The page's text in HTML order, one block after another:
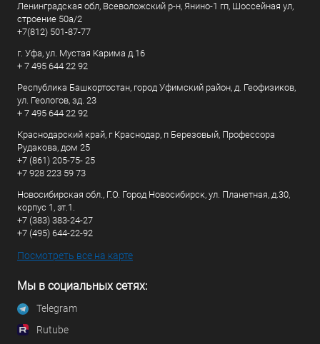
Ленинградская обл, Всеволожский р-н, Янино-1 гп, Шоссейная ул,
строение 50а/2
+7(812) 501-87-77
г. Уфа, ул. Мустая Карима д.16
+ 7 495 644 22 92
Республика Башкортостан, город Уфимский район, д. Геофизиков,
ул. Геологов, зд. 23
+ 7 495 644 22 92
Краснодарский край, г Краснодар, п Березовый, Профессора
Рудакова, дом 25
+7 (861) 205-75- 25
+7 928 223 59 73
Новосибирская обл., Г.О. Город Новосибирск, ул. Планетная, д.30,
корпус 1, эт.1.
+7 (383) 383-24-27
+7 (495) 644-22-92
Посмотреть все на карте
Мы в социальных сетях:
Telegram
Rutube